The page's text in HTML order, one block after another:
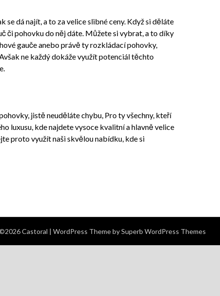
se dá najít, a to za velice slibné ceny. Když si děláte
či pohovku do něj dáte. Můžete si vybrat, a to díky
gauče anebo právě tyrozkládací pohovky,
ne každý dokáže využít potenciál těchto
jistě neuděláte chybu, Pro ty všechny, kteří
luxusu, kde najdete vysoce kvalitní a hlavně velice
proto využít naši skvělou nabídku, kde si
Castoral | WordPress Theme bySuperb WordPress Themes